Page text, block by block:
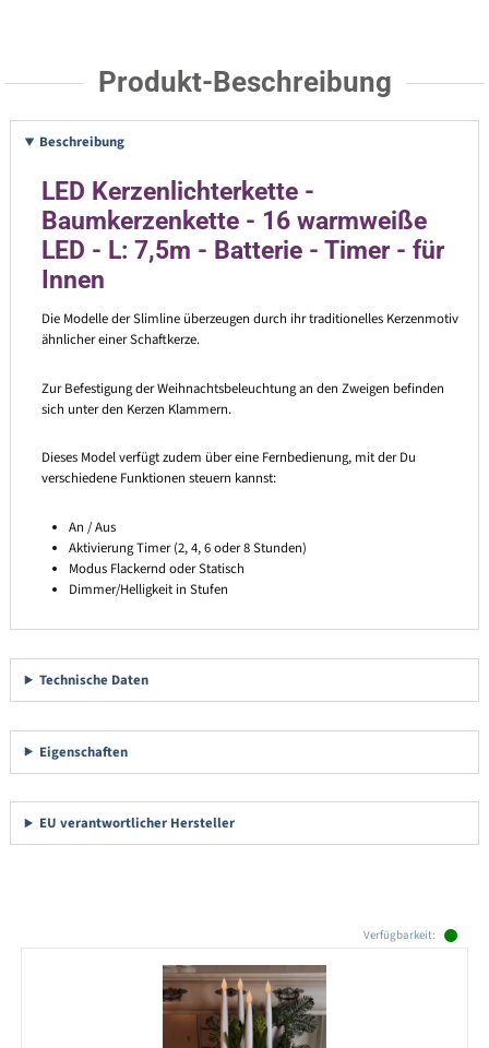
Produkt-Beschreibung
Beschreibung
LED Kerzenlichterkette -
Baumkerzenkette - 16 warmweiße
LED - L: 7,5m - Batterie - Timer - für
Innen
Die Modelle der Slimline überzeugen durch ihr traditionelles Kerzenmotiv
ähnlicher einer Schaftkerze.
Zur Befestigung der Weihnachtsbeleuchtung an den Zweigen befinden
sich unter den Kerzen Klammern.
Dieses Model verfügt zudem über eine Fernbedienung, mit der Du
verschiedene Funktionen steuern kannst:
An / Aus
Aktivierung Timer (2, 4, 6 oder 8 Stunden)
Modus Flackernd oder Statisch
Dimmer/Helligkeit in Stufen
Technische Daten
Eigenschaften
EU verantwortlicher Hersteller
Verfügbarkeit: